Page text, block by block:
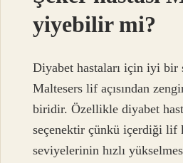
yiyebilir mi?
Diyabet hastaları için iyi bir
Maltesers lif açısından
biridir. Özellikle diyabet
seçenektir çünkü içerdiği lif
seviyelerinin hızlı